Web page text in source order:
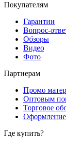
Покупателям
Гарантии
Вопрос-
Обзоры
Видео
Фото
Партнерам
Промо
Оптовым
Торговое
Оформление
Где купить?